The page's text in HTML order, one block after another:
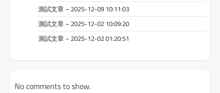
測試文章 – 2025-12-09 10:11:03
測試文章 – 2025-12-02 10:09:20
測試文章 – 2025-12-02 01:20:51
No comments to show.